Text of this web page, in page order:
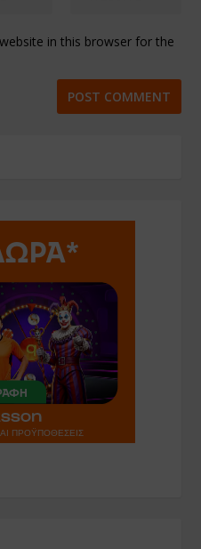
in this browser for the